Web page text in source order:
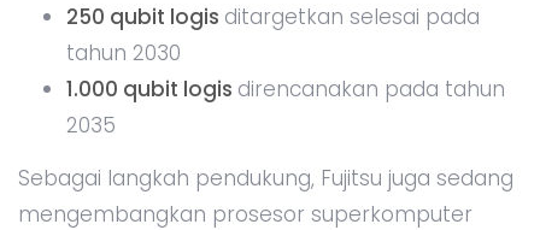
250 qubit logis ditargetkan selesai pada
tahun 2030
1.000 qubit logis direncanakan pada tahun
2035
Sebagai langkah pendukung, Fujitsu juga sedang
mengembangkan prosesor superkomputer